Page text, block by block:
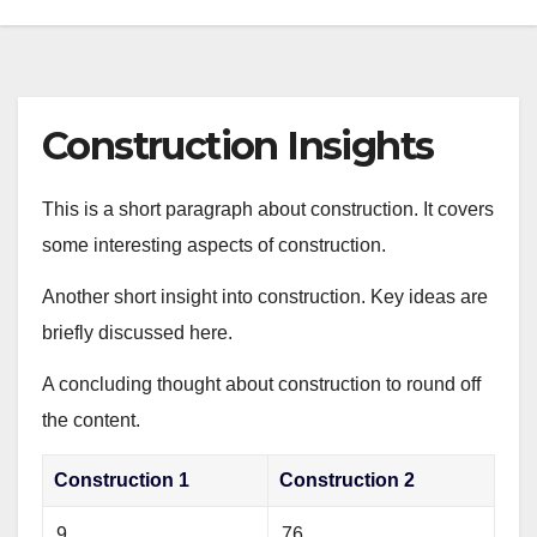
Construction Insights
This is a short paragraph about construction. It covers
some interesting aspects of construction.
Another short insight into construction. Key ideas are
briefly discussed here.
A concluding thought about construction to round off
the content.
Construction 1 Construction 2